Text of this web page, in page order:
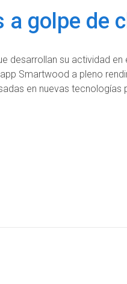
a golpe de
desarrollan su actividad en
Smartwood a pleno
en nuevas tecnologías